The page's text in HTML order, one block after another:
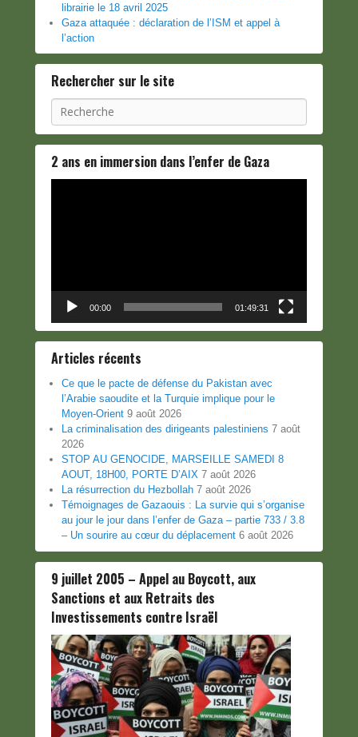
librairie le 18 avril 2025
Gaza attaquée : déclaration de l’ISM et appel à
l’action
Rechercher sur le site
Recherche
2 ans en immersion dans l’enfer de Gaza
00:00 01:49:31
Articles récents
Ce que le pacte de défense du Pakistan avec
l’Arabie saoudite et la Turquie implique pour le
Moyen-Orient 9 août 2026
La criminalisation des dirigeants palestiniens 7 août
2026
STOP AU GENOCIDE, MARSEILLE SAMEDI 8
AOUT, 18H00, PORTE D’AIX 7 août 2026
La résurrection du Hezbollah 7 août 2026
Témoignages de Gazaouis : La survie qui s’organise
au jour le jour dans l’enfer de Gaza – partie 733 / 3.8
– Un sourire au cœur du déplacement 6 août 2026
9 juillet 2005 – Appel au Boycott, aux
Sanctions et aux Retraits des
Investissements contre Israël